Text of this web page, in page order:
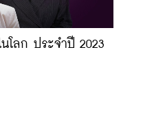
โลก ประจำปี 2023